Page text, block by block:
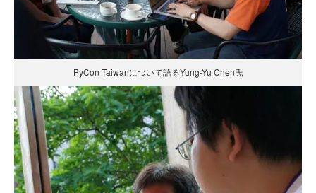
PyCon Taiwanについて語るYung-Yu Chen氏